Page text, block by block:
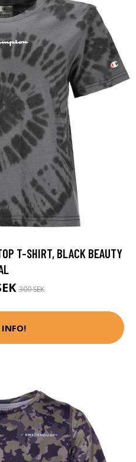
T-SHIRT, BLACK BEAUTY
300 SEK
INFO!